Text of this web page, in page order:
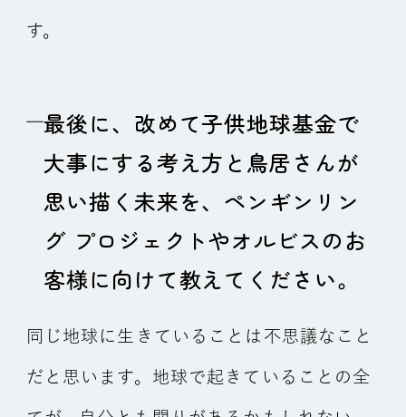
す。
最後に、改めて子供地球基金で
大事にする考え方と鳥居さんが
思い描く未来を、ペンギンリン
グ プロジェクトやオルビスのお
客様に向けて教えてください。
同じ地球に生きていることは不思議なこと
だと思います。地球で起きていることの全